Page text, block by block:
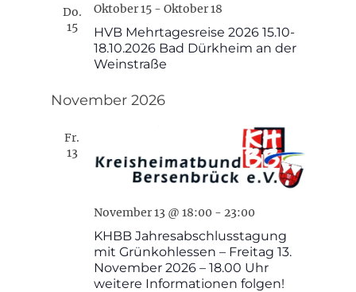
Do.
15
HVB Mehrtagesreise 2026 15.10-
18.10.2026 Bad Dürkheim an der
Weinstraße
Oktober 15- Oktober 18
November 2026
Fr.
13
KHBB Jahresabschlusstagung
mit Grünkohlessen – Freitag 13.
November 2026 – 18.00 Uhr
weitere Informationen folgen!
November 13 @ 18:00 - 23:00